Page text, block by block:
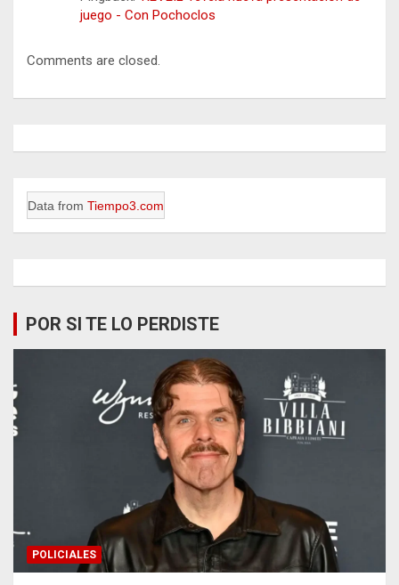
juego - Con Pochoclos
Comments are closed.
Data from Tiempo3.com
POR SI TE LO PERDISTE
POLICIALES